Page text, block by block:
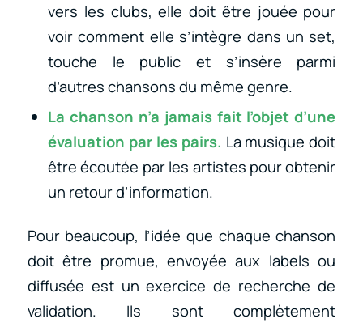
vers les clubs, elle doit être jouée pour
voir comment elle s’intègre dans un set,
touche le public et s’insère parmi
d’autres chansons du même genre.
La chanson n’a jamais fait l’objet d’une
évaluation par les pairs. La musique doit
être écoutée par les artistes pour obtenir
un retour d’information.
Pour beaucoup, l’idée que chaque chanson
doit être promue, envoyée aux labels ou
diffusée est un exercice de recherche de
validation. Ils sont complètement